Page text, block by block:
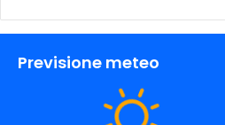
Previsione meteo